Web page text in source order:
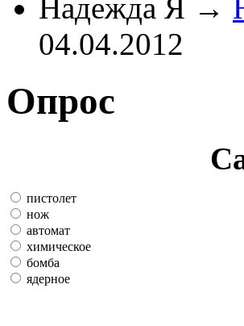
Надежда Я →
04.04.2012
Опрос
пистолет
нож
автомат
химическое
бомба
ядерное